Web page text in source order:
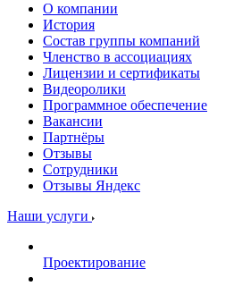
О компании
История
Состав группы компаний
Членство в ассоциациях
Лицензии и сертификаты
Видеоролики
Программное обеспечение
Вакансии
Партнёры
Отзывы
Сотрудники
Отзывы Яндекс
Наши услуги
Проектирование